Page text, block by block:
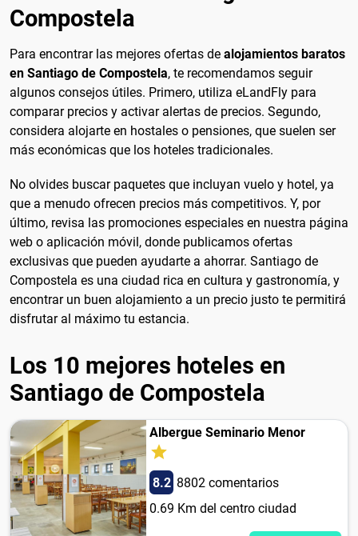
Compostela
Para encontrar las mejores ofertas de alojamientos baratos
en Santiago de Compostela, te recomendamos seguir
algunos consejos útiles. Primero, utiliza eLandFly para
comparar precios y activar alertas de precios. Segundo,
considera alojarte en hostales o pensiones, que suelen ser
más económicas que los hoteles tradicionales.
No olvides buscar paquetes que incluyan vuelo y hotel, ya
que a menudo ofrecen precios más competitivos. Y, por
último, revisa las promociones especiales en nuestra página
web o aplicación móvil, donde publicamos ofertas
exclusivas que pueden ayudarte a ahorrar. Santiago de
Compostela es una ciudad rica en cultura y gastronomía, y
encontrar un buen alojamiento a un precio justo te permitirá
disfrutar al máximo tu estancia.
Los 10 mejores hoteles en
Santiago de Compostela
Albergue Seminario Menor
8.2 8802 comentarios
0.69 Km del centro ciudad